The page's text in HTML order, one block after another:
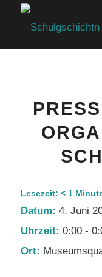
Lesezeit: < 1
Datum: 4. Juni
Uhrzeit: 0:00 -
Ort: